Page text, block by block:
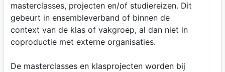
masterclasses, projecten en/of studiereizen. Dit
gebeurt in ensembleverband of binnen de
context van de klas of vakgroep, al dan niet in
coproductie met externe organisaties.
De masterclasses en klasprojecten worden bij